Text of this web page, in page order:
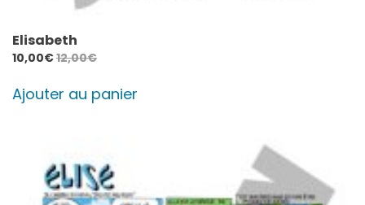
Elisabeth
10,00€12,00€
Ajouter au panier